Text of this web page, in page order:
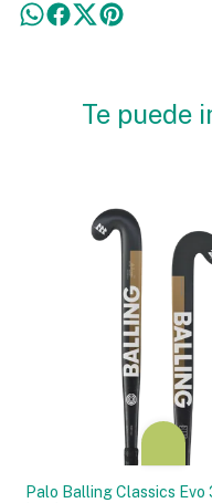
Te puede
Palo Balling Classics Evo